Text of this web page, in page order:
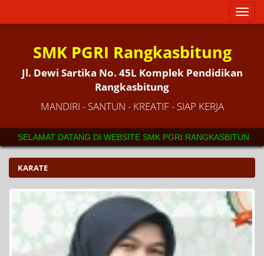
Toggle
SMK PGRI Rangkasbitung
Jl. Dewi Sartika No. 45L Komplek Pendidikan
Rangkasbitung
MANDIRI - SANTUN - KREATIF - SIAP KERJA
SELAMAT DATANG DI WEBSITE SMK PGRI
KARATE